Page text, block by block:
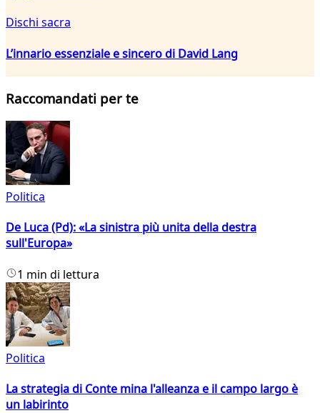
Dischi sacra
L’innario essenziale e sincero di David Lang
Raccomandati per te
Politica
De Luca (Pd): «La sinistra più unita della destra
sull'Europa»
1 min di lettura
Politica
La strategia di Conte mina l'alleanza e il campo largo è
un labirinto